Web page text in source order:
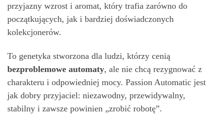
przyjazny wzrost i aromat, który trafia zarówno do
początkujących, jak i bardziej doświadczonych
kolekcjonerów.
To genetyka stworzona dla ludzi, którzy cenią
bezproblemowe automaty, ale nie chcą rezygnować z
charakteru i odpowiedniej mocy. Passion Automatic jest
jak dobry przyjaciel: niezawodny, przewidywalny,
stabilny i zawsze powinien „zrobić robotę”.